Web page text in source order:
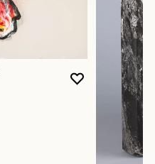
VOUS
FERMER
OUVRIR LA